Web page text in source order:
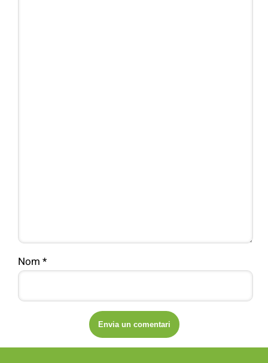
Nom *